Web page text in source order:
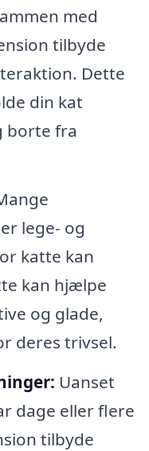
med
tilbyde
Dette
din kat
borte fra
lege- og
katte kan
kan hjælpe
og glade,
deres trivsel.
Uanset
dage eller flere
tilbyde